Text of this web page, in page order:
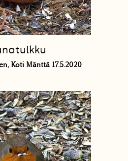
Koti Mänttä 17.5.2020